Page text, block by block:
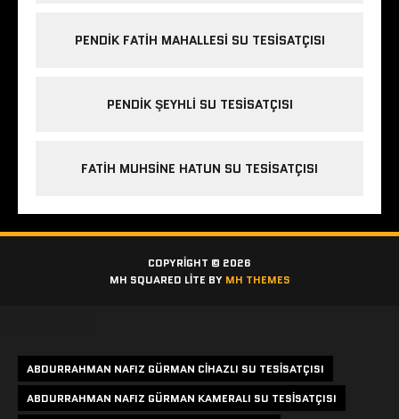
PENDIK FATIH MAHALLESI SU TESISATÇISI
PENDIK ŞEYHLI SU TESISATÇISI
FATIH MUHSINE HATUN SU TESISATÇISI
COPYRIGHT © 2026
MH SQUARED LITE BY MH THEMES
ABDURRAHMAN NAFIZ GÜRMAN CIHAZLI SU TESISATÇISI
ABDURRAHMAN NAFIZ GÜRMAN KAMERALI SU TESISATÇISI